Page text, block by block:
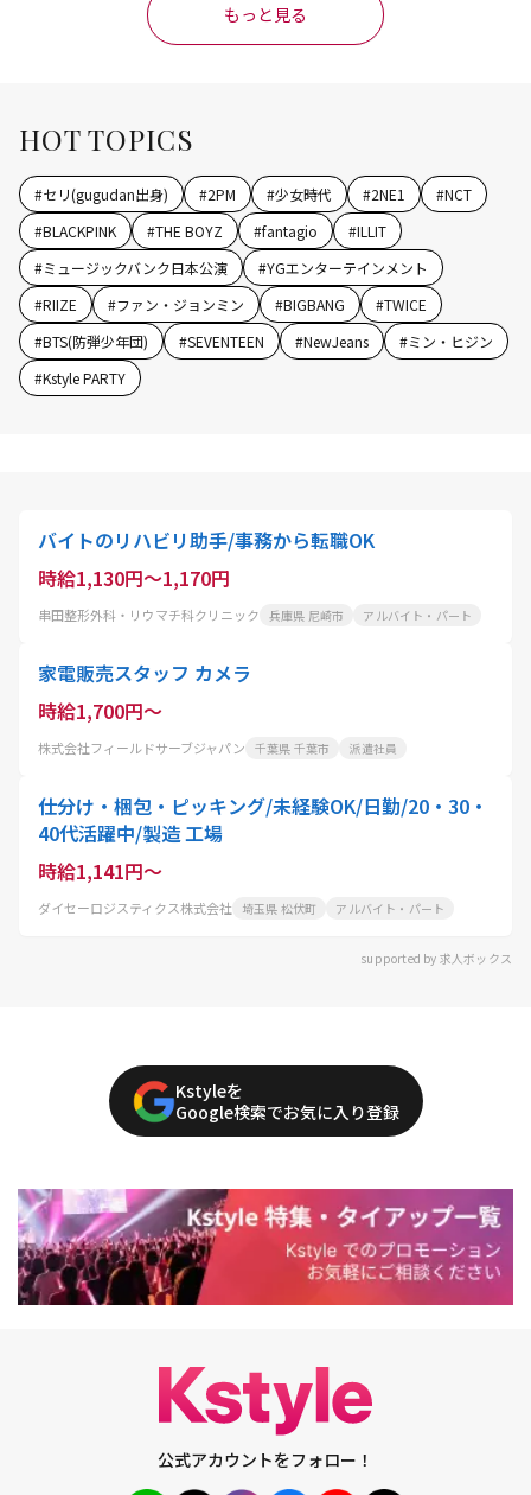
もっと見る
HOT TOPICS
#セリ(gugudan出身) #2PM #少女時代 #2NE1 #NCT
#BLACKPINK #THE BOYZ #fantagio #ILLIT
#ミュージックバンク日本公演 #YGエンターテインメント
#RIIZE #ファン・ジョンミン #BIGBANG #TWICE
#BTS(防弾少年団) #SEVENTEEN #NewJeans #ミン・ヒジン
#Kstyle PARTY
バイトのリハビリ助手/事務から転職OK
時給1,130円～1,170円
串田整形外科・リウマチ科クリニック 兵庫県 尼崎市 アルバイト・パート
家電販売スタッフ カメラ
時給1,700円～
株式会社フィールドサーブジャパン 千葉県 千葉市 派遣社員
仕分け・梱包・ピッキング/未経験OK/日勤/20・30・
40代活躍中/製造 工場
時給1,141円～
ダイセーロジスティクス株式会社 埼玉県 松伏町 アルバイト・パート
supported by 求人ボックス
Kstyleを
Google検索でお気に入り登録
公式アカウントをフォロー！